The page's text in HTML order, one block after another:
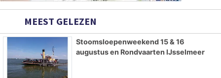
MEEST GELEZEN
Stoomsloepenweekend 15 & 16
augustus en Rondvaarten IJsselmeer